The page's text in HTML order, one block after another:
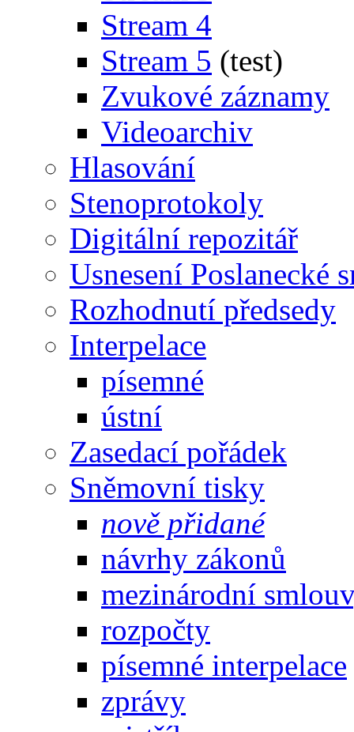
Stream 4
Stream 5 (test)
Zvukové záznamy
Videoarchiv
Hlasování
Stenoprotokoly
Digitální repozitář
Usnesení Poslanecké
Rozhodnutí předsedy
Interpelace
písemné
ústní
Zasedací pořádek
Sněmovní tisky
nově přidané
návrhy zákonů
mezinárodní
rozpočty
písemné interpelace
zprávy